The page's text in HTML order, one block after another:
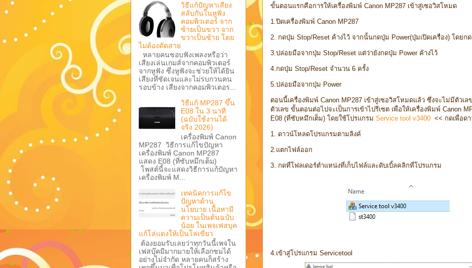
ขั้นตอนแรกคือการให้เครื่องพิมพ์ Canon MP287 เข้าสู่เซอวิสโหมด
1.ปิดเครื่องพิมพ์ Canon MP287
2. กดปุ่ม Stop/Reset ค้างไว้ จากนั้นกดปุ่ม Power(ปุ่มเปิดเครื่อง) โดยก
3.ปล่อยมือจากปุ่ม Stop/Reset แต่ว่ายังกดปุ่ม Power ค้างไว้
4.กดปุ่ม Stop/Reset จำนวน 6 ครั้ง
5.ปล่อยมือจากปุ่ม Power
ตอนนี้เครื่องพิมพ์ Canon MP287 เข้าสู่เซอวิสโหมดแล้ว ซึ่งจะไม่มีตัวเล
ตัวเลข ขั้นตอนต่อไปจะเป็นการเข้าไปรีเซต เพื่อให้เครื่องพิมพ์ Canon
E08 (ที่ซับหมึกเต็ม) โดยใช้โปรแกรม Service tool v3400 << กดเพื่อด
1. ดาวน์โหลดโปรแกรมตามลิงค์
2.แตกไฟล์ออก
3. กดที่โฟลเดอร์ตำแหน่งที่เก็บไฟล์และดับเบิ้ลคลิกที่โปรแกรม
4.เข้าสู่โปรแกรม Servicetool
วิธีแก้ปัญหาเสียง
สลับกันในหูฟัง
คอมพิวเตอร์ จาก
ซ้ายเป็นขวา จาก
ขวาเป็นซ้าย โดย
ไม่ต้องตัดสาย
หลายคนชอบฟังเพลงหรือว่า
เสียงเล่นเกมส์จากคอมพิวเตอร์
จากหูฟัง ซึ่งหูฟังจะช่วยให้ได้ยิน
เสียงที่ชัดเจนและไม่รบกวนคน
รอบข้าง เสียงจากคอมพิวเตอร...
วิธีแก้ MP287 ขึ้น
E08 ใน 3 นาที
(ฉบับใช้งานได้
จริง 2026)
เครื่องพิมพ์ Canon
MP287 วิธีการแก้ไขปัญหา
เครื่องพิมพ์ Canon MP287
แสดง E08 (ที่ซับหมึกเต็ม)
โพสต์นี้จะแสดงวิธีการแก้ปัญหา
เครื่องพิมพ์ M...
เทคนิคการแก้ไข
ปัญหาด้าน
นโยบาย เนื้อหามี
ความเป็นต้นฉบับ
น้อย ในเพจเฟสบุค
แก้โล่แดงให้เป็นโล่เขียว
ต้องยอมรับเลยว่าทุกวันนี้เพจใน
เฟสบุ๊คมีมากมายให้เลือกชมได้
อย่างไม่จำกัด หลายคนก็สร้าง